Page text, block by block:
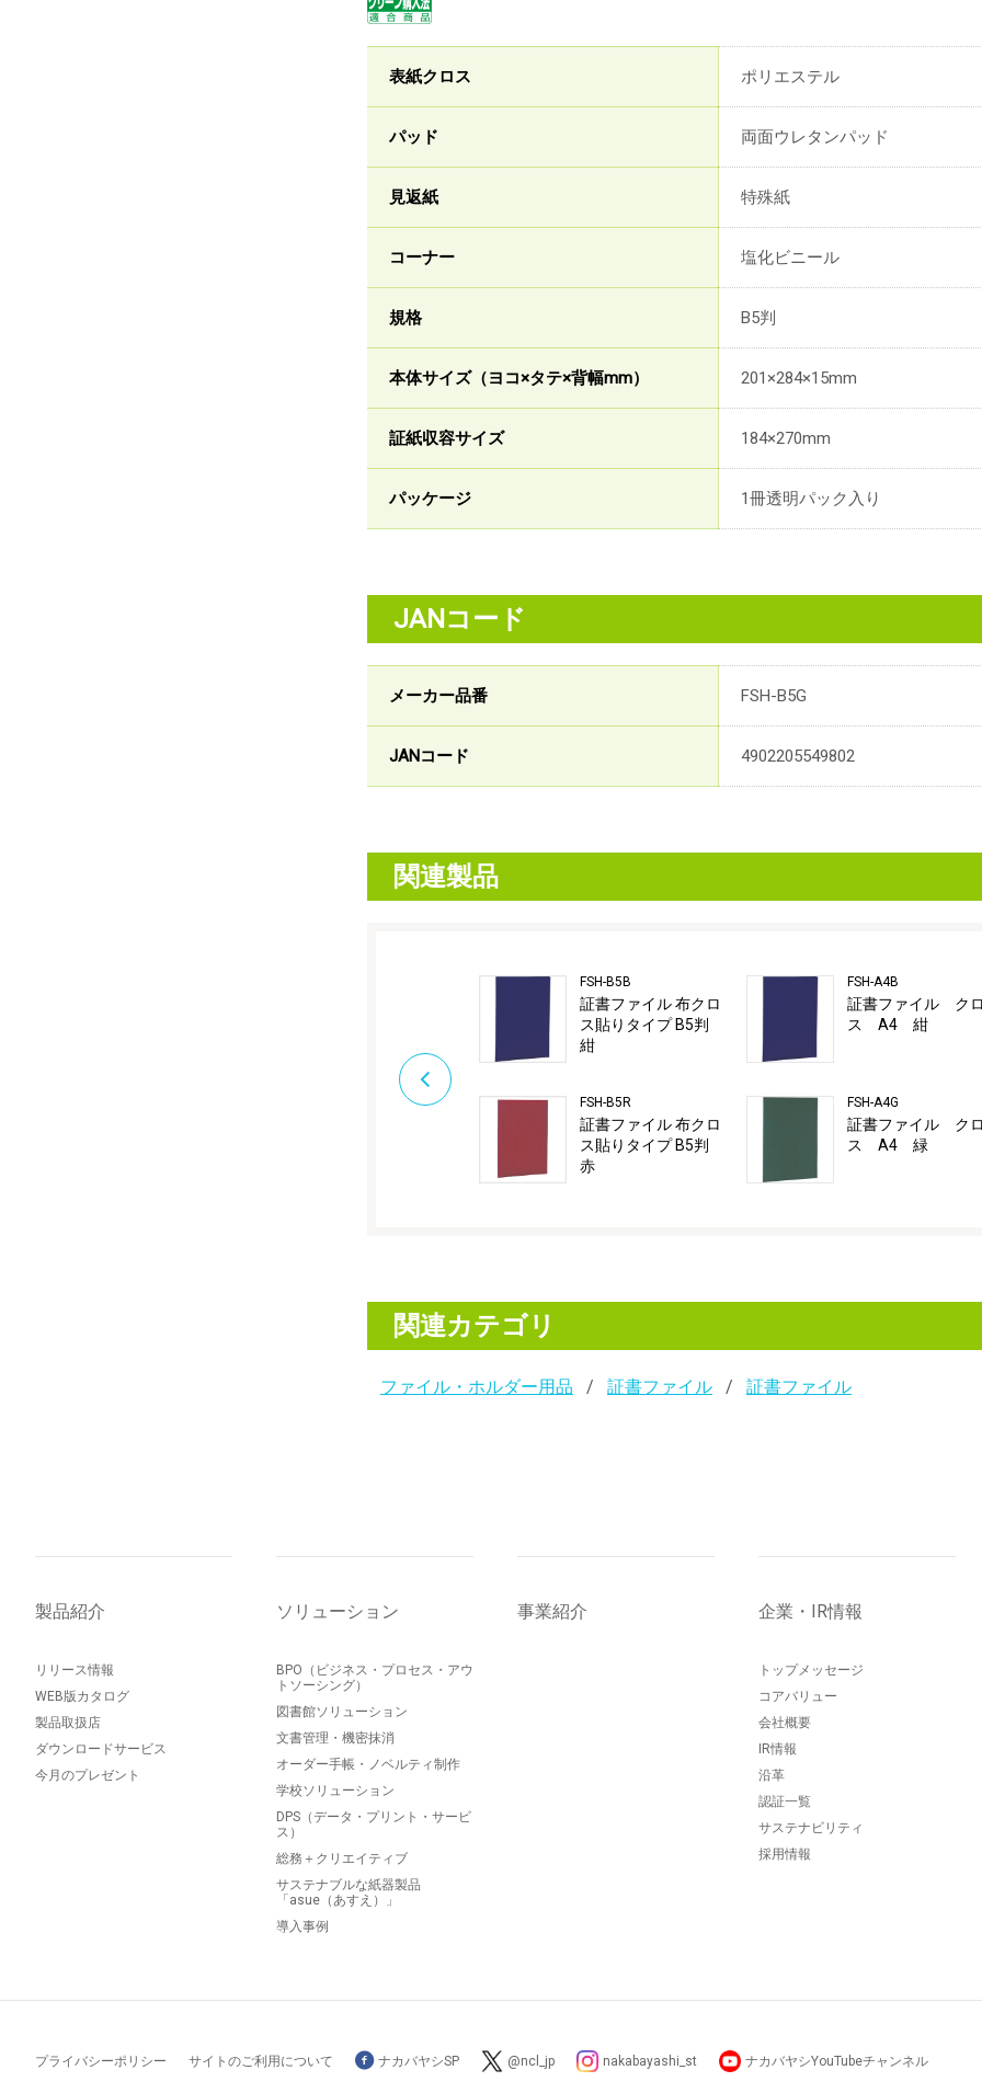
表紙クロス ポリエステル
パッド 両面ウレタンパッド
見返紙 特殊紙
コーナー 塩化ビニール
規格 B5判
本体サイズ（ヨコ×タテ×背幅mm） 201×284×15mm
証紙収容サイズ 184×270mm
パッケージ 1冊透明パック入り
JANコード
メーカー品番 FSH-B5G
JANコード 4902205549802
関連製品
FSH-B5B
証書ファイル 布クロ
ス貼りタイプ B5判
紺
FSH-B5R
証書ファイル 布クロ
ス貼りタイプ B5判
赤
FSH-A4B
証書ファイル ク
ス A4 紺
FSH-A4G
証書ファイル ク
ス A4 緑
関連カテゴリ
ファイル・ホルダー用品 証書ファイル 証書ファイル
製品紹介
リリース情報
WEB版カタログ
製品取扱店
ダウンロードサービス
今月のプレゼント
ソリューション
BPO（ビジネス・プロセス・アウ
トソーシング）
図書館ソリューション
文書管理・機密抹消
オーダー手帳・ノベルティ制作
学校ソリューション
DPS（データ・プリント・サービ
ス）
総務＋クリエイティブ
サステナブルな紙器製品
「asue（あすえ）」
導入事例
事業紹介 企業・IR情報
トップメッセージ
コアバリュー
会社概要
IR情報
沿革
認証一覧
サステナビリティ
採用情報
プライバシーポリシー サイトのご利用について ナカバヤシSP @ncl_jp nakabayashi_st ナカバヤシYouTubeチャンネル